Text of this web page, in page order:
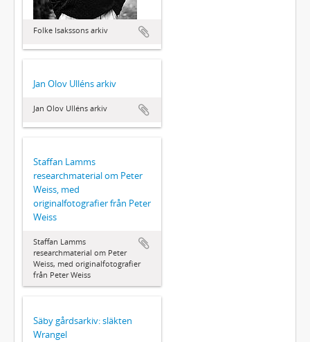
Folke Isakssons arkiv
Jan Olov Ulléns arkiv
Jan Olov Ulléns arkiv
Staffan Lamms
researchmaterial om Peter
Weiss, med
originalfotografier från Peter
Weiss
Staffan Lamms
researchmaterial om Peter
Weiss, med originalfotografier
från Peter Weiss
Säby gårdsarkiv: släkten
Wrangel